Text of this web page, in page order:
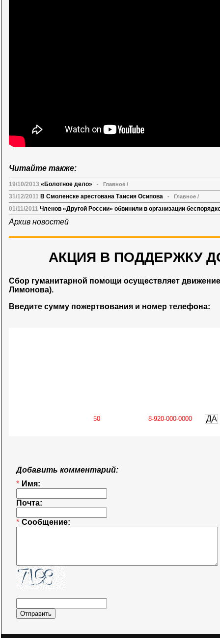
Читайте также:
19/10/2013 «Болотное дело» - Главное /
31/12/2011 В Смоленске арестована Таисия Осипова - Главное /
01/11/2011 Членов «Другой России» обвинили в организации
Архив новостей
АКЦИЯ В ПОДДЕРЖКУ
Сбор гуманитарной помощи осуществляет
Лимонова).
Введите сумму пожертвования и номер телефона:
ДА
Добавить комментарий:
* Имя:
Почта:
* Сообщение: